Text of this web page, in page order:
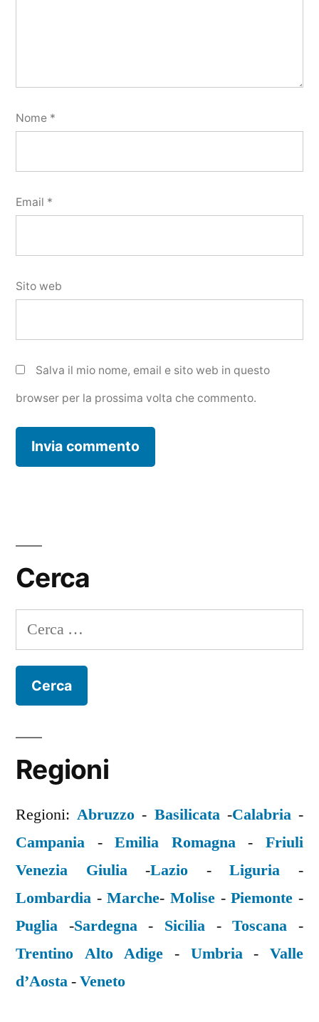
Nome *
Email *
Sito web
Salva il mio nome, email e sito web in questo
browser per la prossima volta che commento.
Cerca
Ricerca
per:
Regioni
Regioni:Abruzzo - Basilicata-Calabria-
Campania -Emilia Romagna-Friuli
Venezia Giulia-Lazio -Liguria -
Lombardia -Marche-Molise -Piemonte -
Puglia -Sardegna- Sicilia -Toscana -
Trentino Alto Adige - Umbria-Valle
d’Aosta-Veneto